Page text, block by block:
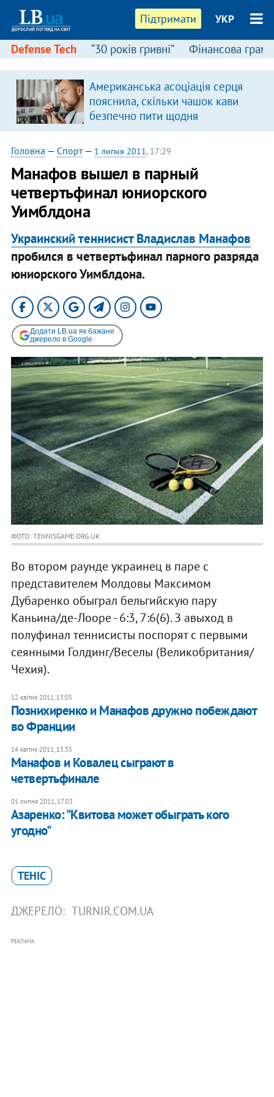
Підтримати УКР
Defense Tech “30 років гривні” Фінансова
Американська асоціація серця
пояснила, скільки чашок кави
безпечно пити щодня
Головна — Спорт— 1 липня 2011, 17:29
Манафов вышел в парный
четвертьфинал юниорского
Уимблдона
Украинский теннисист Владислав Манафов
пробился в четвертьфинал парного разряда
юниорского Уимблдона.
Додати LB.ua як бажане
джерело в Google
ФОТО: TENNISGAME.ORG.UK
Во втором раунде украинец в паре с
представителем Молдовы Максимом
Дубаренко обыграл бельгийскую пару
Каньина/де-Лооре - 6:3, 7:6(6). З авыход в
полуфинал теннисисты поспорят с первыми
сеянными Голдинг/Веселы (Великобритания/
Чехия).
12 квітня 2011, 13:05
Познихиренко и Манафов дружно побеждают
во Франции
14 квітня 2011, 13:35
Манафов и Ковалец сыграют в
четвертьфинале
01 липня 2011, 17:03
Азаренко: "Квитова может обыграть кого
угодно"
ТЕНІС
ДЖЕРЕЛО: TURNIR.COM.UA
РЕКЛАМА